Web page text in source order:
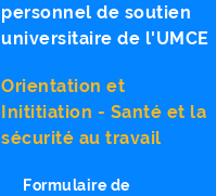
personnel de soutien
universitaire de l'UMCE
Orientation et
Inititiation - Santé et la
sécurité au travail
Formulaire de